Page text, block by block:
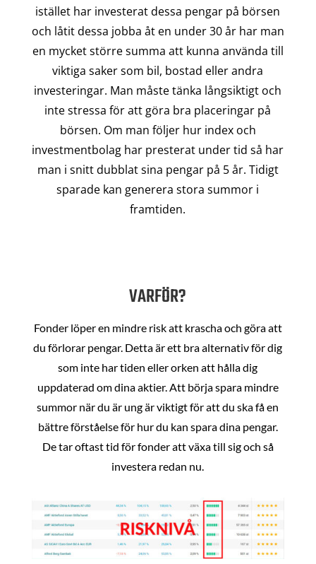
istället har investerat dessa pengar på börsen
och låtit dessa jobba åt en under 30 år har man
en mycket större summa att kunna använda till
viktiga saker som bil, bostad eller andra
investeringar. Man måste tänka långsiktigt och
inte stressa för att göra bra placeringar på
börsen. Om man följer hur index och
investmentbolag har presterat under tid så har
man i snitt dubblat sina pengar på 5 år. Tidigt
sparade kan generera stora summor i
framtiden.
VARFÖR?
Fonder löper en mindre risk att krascha och göra att
du förlorar pengar. Detta är ett bra alternativ för dig
som inte har tiden eller orken att hålla dig
uppdaterad om dina aktier. Att börja spara mindre
summor när du är ung är viktigt för att du ska få en
bättre förståelse för hur du kan spara dina pengar.
De tar oftast tid för fonder att växa till sig och så
investera redan nu.